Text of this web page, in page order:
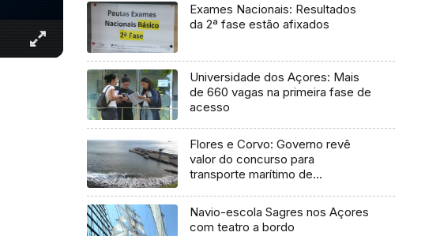
Exames Nacionais: Resultados
da 2ª fase estão afixados
Universidade dos Açores: Mais
de 660 vagas na primeira fase de
acesso
Flores e Corvo: Governo revê
valor do concurso para
transporte marítimo de
Navio-escola Sagres nos Açores
com teatro a bordo